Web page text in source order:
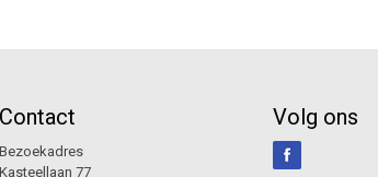
Contact
Bezoekadres
Kasteellaan 77
Volg ons